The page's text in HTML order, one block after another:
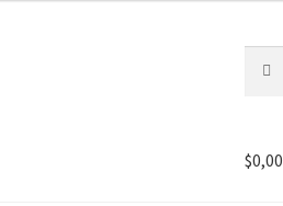
por:
$0,00